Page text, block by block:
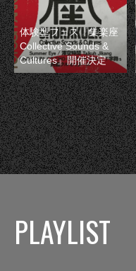
体験型フェス『集楽座
Collective Sounds &
Cultures』開催決定
PLAYLIST